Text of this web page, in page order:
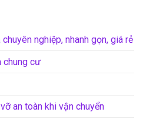
nghiệp, nhanh gọn, giá rẻ
chung cư
an toàn khi vận chuyển